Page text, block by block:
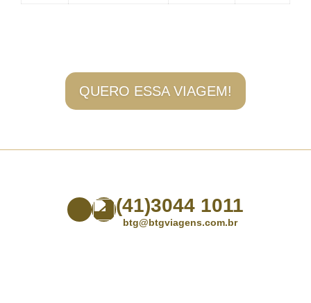
QUERO ESSA VIAGEM!
(41)3044 1011
btg@btgviagens.com.br